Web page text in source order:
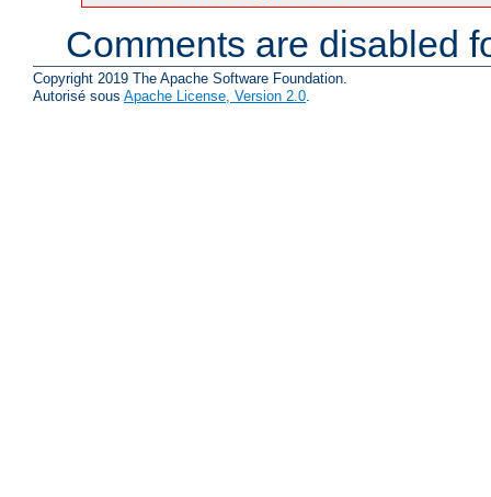
Comments are disabled
Copyright 2019 The Apache Software Foundation.
Autorisé sous Apache License, Version 2.0